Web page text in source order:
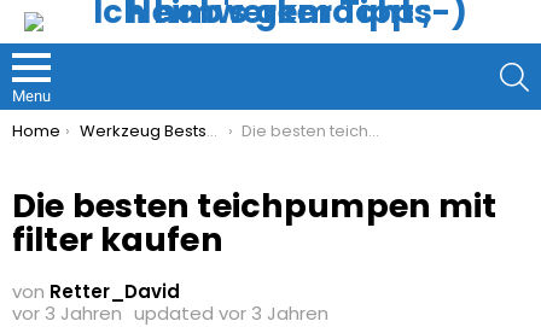
Menu
You are here:
Home Werkzeug Bestseller Die besten teichpumpen mit filter kaufen
Die besten teichpumpen mit
filter kaufen
von Retter_David
vor 3 Jahren updated vor 3 Jahren